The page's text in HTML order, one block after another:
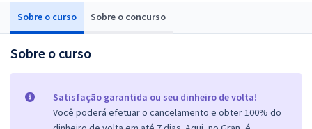
Sobre o curso Sobre o concurso
Sobre o curso
Satisfação garantida ou seu dinheiro de volta!
Você poderá efetuar o cancelamento e obter 100% do